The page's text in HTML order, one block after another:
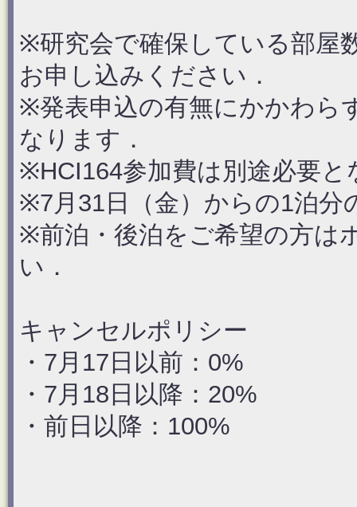
※研究会で確保している部屋
お申し込みください．
※発表申込の有無にかかわら
なります．
※HCI164参加費は別途必要と
※7月31日（金）からの1泊分
※前泊・後泊をご希望の方は
い．
キャンセルポリシー
・7月17日以前：0%
・7月18日以降：20%
・前日以降：100%